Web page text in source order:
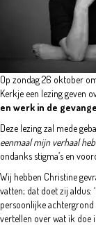
Op zondag 26 oktober
Kerkje een lezing geven
en werk in de
Deze lezing zal mede
eenmaal mijn verhaal
ondanks stigma’s en
Wij hebben Christine
vatten; dat doet zij aldus:
persoonlijke
vertellen over wat ik doe